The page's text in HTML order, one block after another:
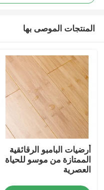
مسكن
منتجات
المنتجات الموصى بها
أرضيات البامبو الرقائقية
الممتازة من موسو للحياة
العصرية